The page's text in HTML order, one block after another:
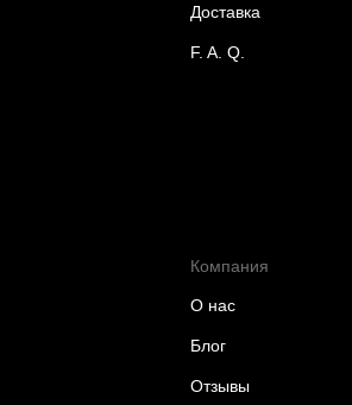
Доставка
F. A. Q.
Компания
О нас
Блог
Отзывы